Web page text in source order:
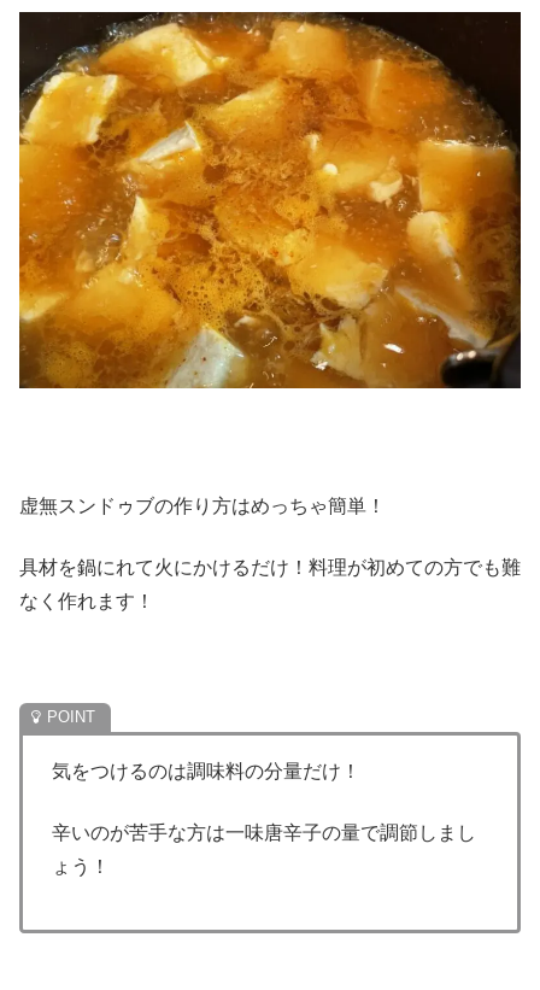
虚無スンドゥブの作り方はめっちゃ簡単！
具材を鍋にれて火にかけるだけ！料理が初めての方でも難
なく作れます！
気をつけるのは調味料の分量だけ！
辛いのが苦手な方は一味唐辛子の量で調節しまし
ょう！